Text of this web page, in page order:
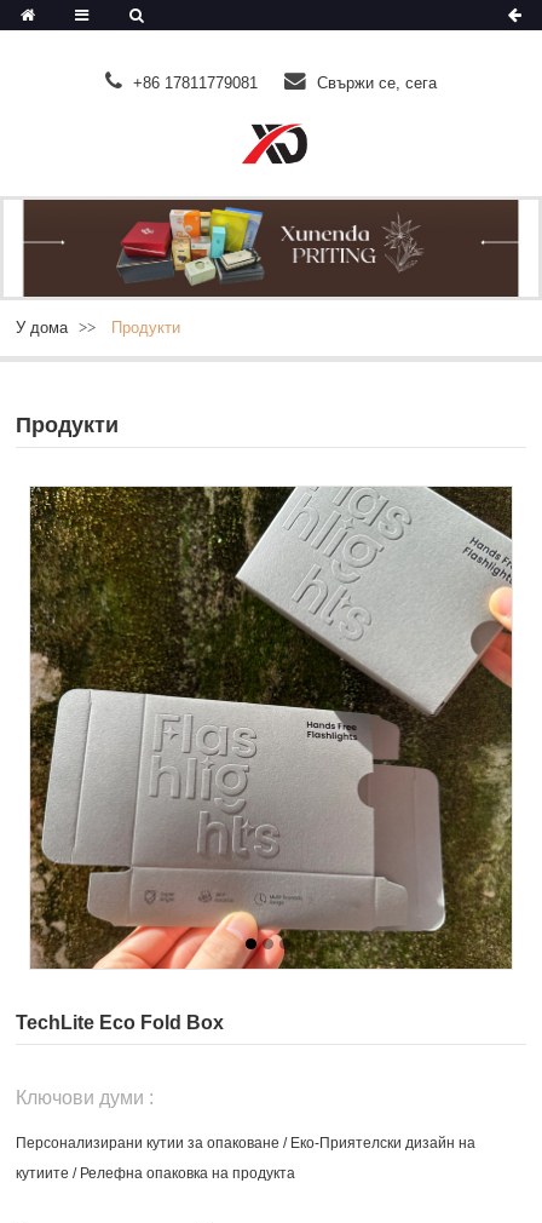
+86 17811779081 Свържи се, сега
У дома Продукти
Продукти
TechLite Eco Fold Box
Ключови думи :
Персонализирани кутии за опаковане / Еко-Приятелски дизайн на
кутиите / Релефна опаковка на продукта